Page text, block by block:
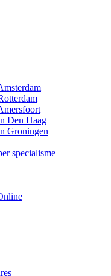
Den Haag
Groningen
specialisme